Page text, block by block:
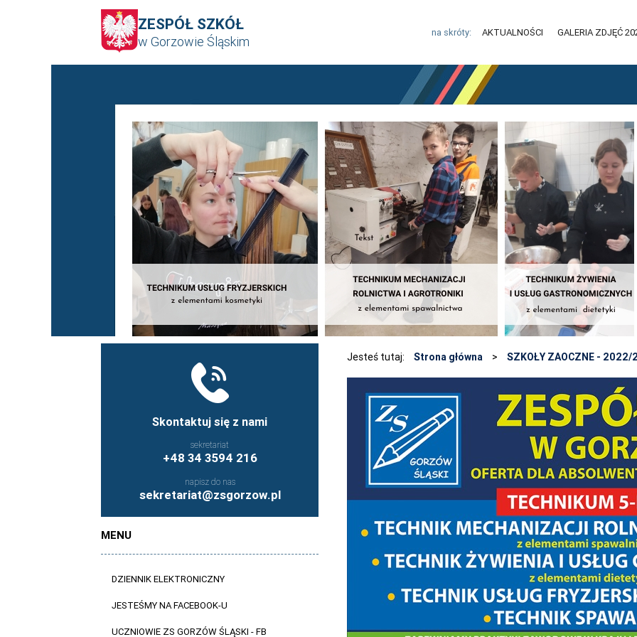
ZESPÓŁ SZKÓŁ
w Gorzowie Śląskim
na skróty: AKTUALNOŚCI GALERIA ZDJĘĆ
Skontaktuj się z nami
sekretariat
+48 34 3594 216
napisz do nas
sekretariat@zsgorzow.pl
MENU
DZIENNIK ELEKTRONICZNY
JESTEŚMY NA FACEBOOK-U
UCZNIOWIE ZS GORZÓW ŚLĄSKI - FB
Jesteś tutaj: Strona główna > SZKOŁY ZAOCZNE - 2022/